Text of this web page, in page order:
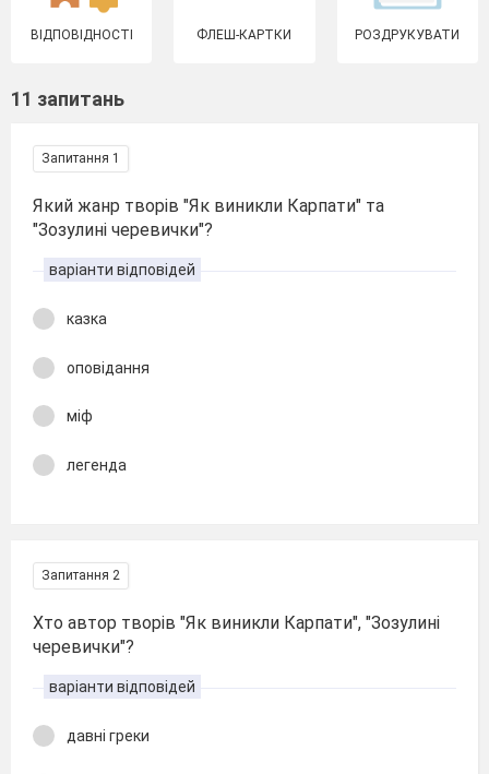
ВІДПОВІДНОСТІ ФЛЕШ-КАРТКИ РОЗДРУКУВАТИ
11 запитань
Запитання 1
Який жанр творів "Як виникли Карпати" та
"Зозулині черевички"?
варіанти відповідей
казка
оповідання
міф
легенда
Запитання 2
Хто автор творів "Як виникли Карпати", "Зозулині
черевички"?
варіанти відповідей
давні греки